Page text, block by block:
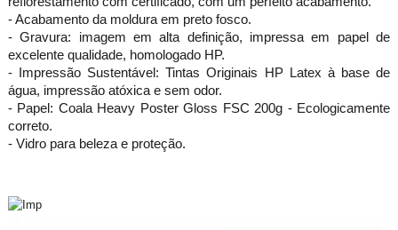
- Acabamento da moldura em preto fosco.
- Gravura: imagem em alta definição, impressa em papel de
excelente qualidade, homologado HP.
- Impressão Sustentável: Tintas Originais HP Latex à base de
gua, impressão atóxica e sem odor.
- Papel: Coala Heavy Poster Gloss FSC 200g - Ecologicamente
correto.
- Vidro para beleza e proteção.